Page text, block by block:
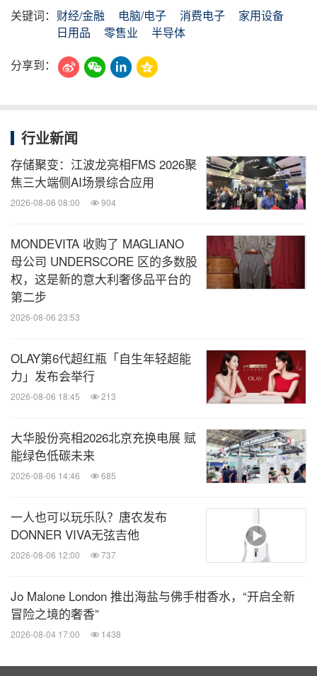
关键词： 财经/金融 电脑/电子 消费电子
家用设备
日用品
零售业
半导体
分享到：
行业新闻
存储聚变：江波龙亮相FMS 2026聚
焦三大端侧AI场景综合应用
2026-08-06 08:00 904
MONDEVITA 收购了 MAGLIANO
母公司 UNDERSCORE 区的多数股
权，这是新的意大利奢侈品平台的
第二步
2026-08-06 23:53
OLAY第6代超红瓶「自生年轻超能
力」发布会举行
2026-08-06 18:45 213
大华股份亮相2026北京充换电展 赋
能绿色低碳未来
2026-08-06 14:46 685
一人也可以玩乐队？唐农发布
DONNER VIVA无弦吉他
2026-08-06 12:00 737
Jo Malone London 推出海盐与佛手柑香水，“开启全新
冒险之境的奢香”
2026-08-04 17:00 1438